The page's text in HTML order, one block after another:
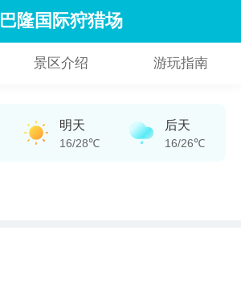
巴隆国际狩猎场
景区介绍 游玩指南
明天
16/28℃
后天
16/26℃